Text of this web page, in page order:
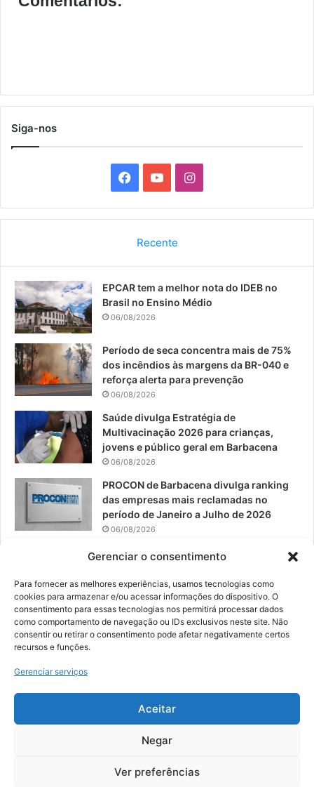
Gerenciar o consentimento
Para fornecer as melhores experiências, usamos tecnologias como
cookies para armazenar e/ou acessar informações do dispositivo. O
consentimento para essas tecnologias nos permitirá processar dados
como comportamento de navegação ou IDs exclusivos neste site. Não
consentir ou retirar o consentimento pode afetar negativamente certos
recursos e funções.
Gerenciar serviços
Aceitar
Negar
Ver preferências
Siga-nos
a
b
o
o
o
u
e
I
n
a
r
Recente
EPCAR tem a melhor nota do IDEB no
Brasil no Ensino Médio
06/08/2026
Período de seca concentra mais de 75%
dos incêndios às margens da BR-040 e
reforça alerta para prevenção
06/08/2026
Saúde divulga Estratégia de
Multivacinação 2026 para crianças,
jovens e público geral em Barbacena
06/08/2026
PROCON de Barbacena divulga ranking
das empresas mais reclamadas no
período de Janeiro a Julho de 2026
06/08/2026
Prefeitura convoca organizações de
Resíduos Sólidos
05/08/2026
© 2026, Todos os direitos reservados | Desenvolvido por:
Digital Business| Hospedado por:NP Publicidade
Fale Conosco
Sobre Nós
Política de Segurança e Privacidade
Facebook
YouTubeInstagram